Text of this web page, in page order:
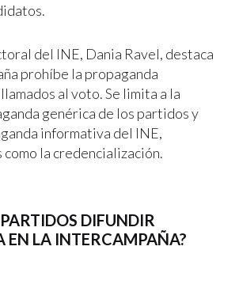
del INE, Dania Ravel, destaca
prohíbe la propaganda
al voto. Se limita a la
genérica de los partidos y
informativa del INE,
la credencialización.
DIFUNDIR
EN LA INTERCAMPAÑA?